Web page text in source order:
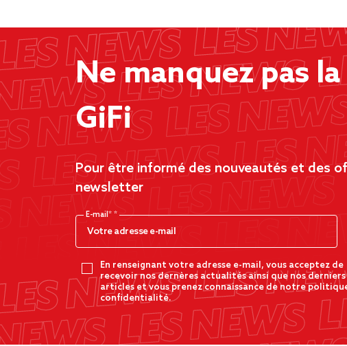
Ne manquez pas
GiFi
Pour être informé des nouveautés et des
newsletter
E-mail*
En renseignant votre adresse e-mail, vous acceptez de
recevoir nos dernères actualités ainsi que nos derniers
articles et vous prenez connaissance de notre
confidentialité.